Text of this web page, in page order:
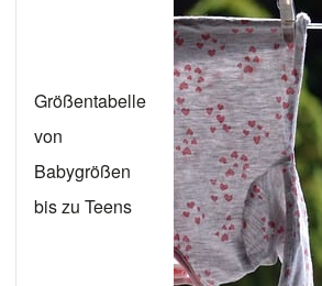
Größentabelle
von
Babygrößen
bis zu Teens